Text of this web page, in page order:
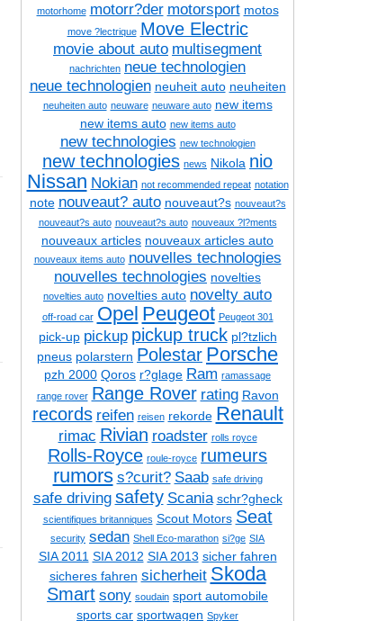
motorhome motorr?der motorsport motos
move ?lectrique Move Electric
movie about auto multisegment
nachrichten neue technologien
neue technologien neuheit auto neuheiten
neuheiten auto neuware neuware auto new items
new items auto new items auto
new technologies new technologien
new technologies news Nikola nio
Nissan Nokian not recommended repeat notation
note nouveaut? auto nouveaut?s nouveaut?s
nouveaut?s auto nouveaut?s auto nouveaux ?l?ments
nouveaux articles nouveaux articles auto
nouveaux items auto nouvelles technologies
nouvelles technologies novelties
novelties auto novelties auto novelty auto
off-road car Opel Peugeot Peugeot 301
pick-up pickup pickup truck pl?tzlich
pneus polarstern Polestar Porsche
pzh 2000 Qoros r?glage Ram ramassage
range rover Range Rover rating Ravon
records reifen reisen rekorde Renault
rimac Rivian roadster rolls royce
Rolls-Royce roule-royce rumeurs
rumors s?curit? Saab safe driving
safe driving safety Scania schr?gheck
scientifiques britanniques Scout Motors Seat
security sedan Shell Eco-marathon si?ge SIA
SIA 2011 SIA 2012 SIA 2013 sicher fahren
sicheres fahren sicherheit Skoda
Smart sony soudain sport automobile
sports car sportwagen Spyker